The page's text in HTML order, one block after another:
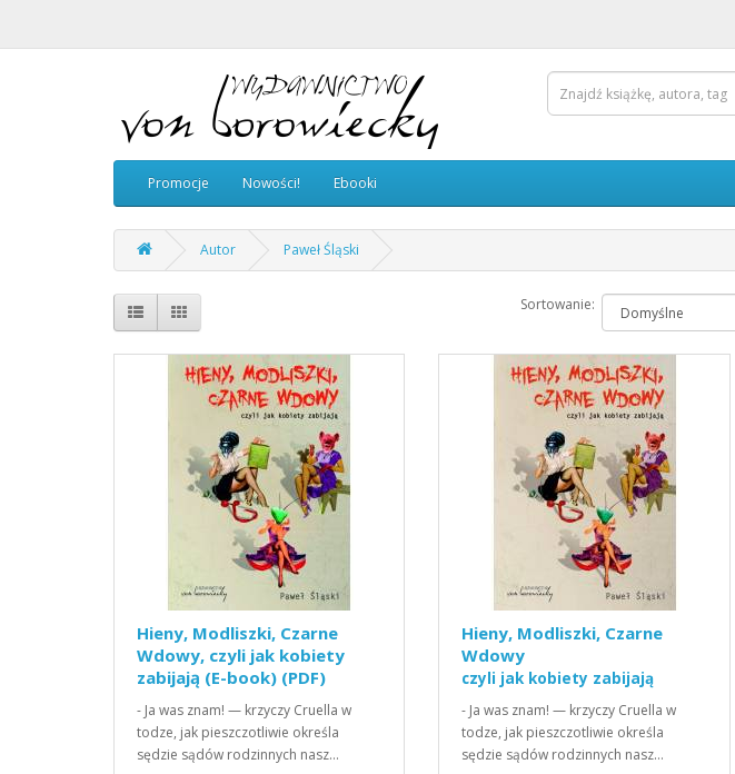
Promocje Nowości! Ebooki
Autor Paweł Śląski
Sortowanie:
Hieny, Modliszki, Czarne
Wdowy, czyli jak kobiety
zabijają (E-book) (PDF)
- Ja was znam! — krzyczy Cruella w
todze, jak pieszczotliwie określa
sędzie sądów rodzinnych nasz…
Hieny, Modliszki, Czarne
Wdowy
czyli jak kobiety zabijają
- Ja was znam! — krzyczy Cruella w
todze, jak pieszczotliwie określa
sędzie sądów rodzinnych nasz…